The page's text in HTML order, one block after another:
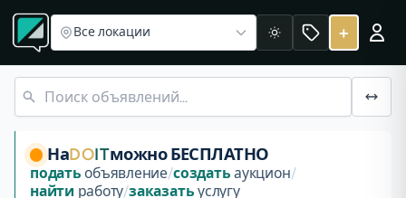
Торговля и HoReCa в Беларуси
Раздел «Торговля и HoReCa» на площадке DoIt в
Торговые стелажи, шкафы закрытые
Все локации Светлая +
НаDOITможно БЕСПЛАТНО
подать объявление/создать аукцион/
найти работу/заказать услугу